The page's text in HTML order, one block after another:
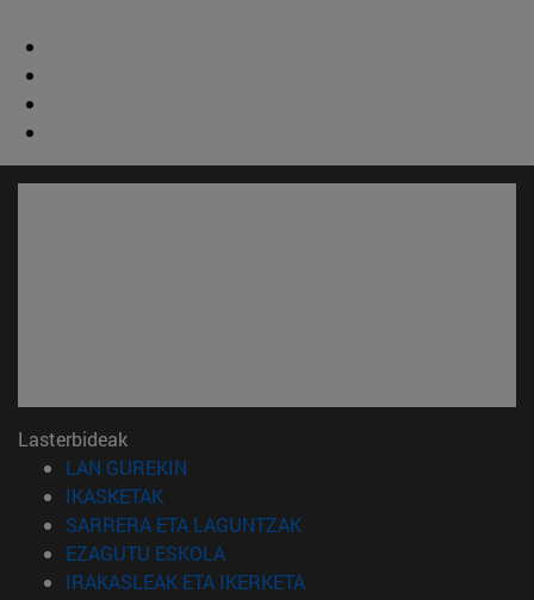
Lasterbideak
LAN GUREKIN
IKASKETAK(Beste leiho batean irekiko da)
SARRERA ETA LAGUNTZAK(Beste leiho batean irekiko
EZAGUTU ESKOLA(Beste leiho batean irekiko da)
IRAKASLEAK ETA IKERKETA(Beste leiho batean irekiko